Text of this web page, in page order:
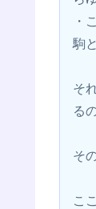
・
駒
そ
る
そ
こ